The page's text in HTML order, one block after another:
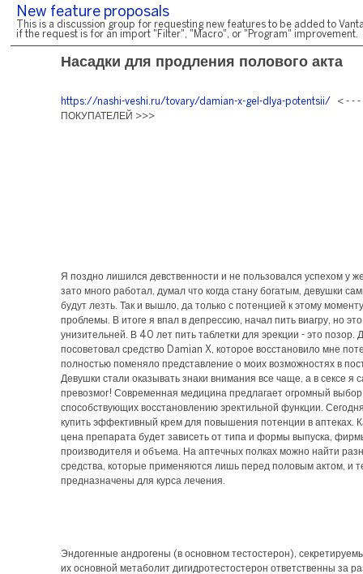
New feature proposals
This is a discussion group for requesting new features to be added to
if the request is for an import "Filter", "Macro", or "Program" improvement.
Насадки для продления полового акта
https://nashi-veshi.ru/tovary/damian-x-gel-dlya-potentsii/ < - -
ПОКУПАТЕЛЕЙ >>>
Я поздно лишился девственности и не пользовался успехом у
зато много работал, думал что когда стану богатым, девушки
будут лезть. Так и вышло, да только с потенцией к этому
проблемы. В итоге я впал в депрессию, начал пить виагру, но
унизительней. В 40 лет пить таблетки для эрекции - это позор.
посоветовал средство Damian X, которое восстановило мне
полностью поменяло представление о моих возможностях в
Девушки стали оказывать знаки внимания все чаще, а в сексе я
превозмог! Современная медицина предлагает огромный выбор
способствующих восстановлению эректильной функции.
купить эффективный крем для повышения потенции в аптеках.
цена препарата будет зависеть от типа и формы выпуска,
производителя и объема. На аптечных полках можно найти
средства, которые применяются лишь перед половым актом, и
предназначены для курса лечения.
Эндогенные андрогены (в основном тестостерон),
их основной метаболит дигидротестостерон ответственны за